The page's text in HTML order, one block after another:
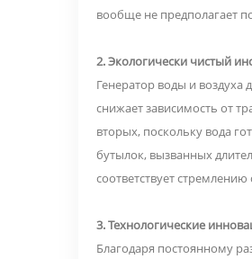
вообще не предполагает
2. Экологически чистый
Генератор воды и
снижает зависимость от
вторых, поскольку вода
бутылок, вызванных
соответствует
3. Технологические
Благодаря постоянному